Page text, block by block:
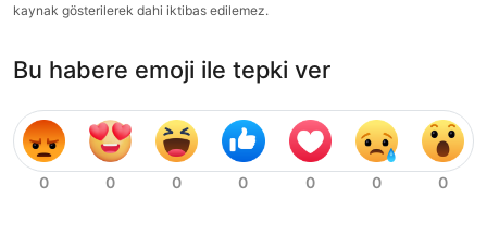
kaynak gösterilerek dahi iktibas edilemez.
Bu habere emoji ile tepki ver